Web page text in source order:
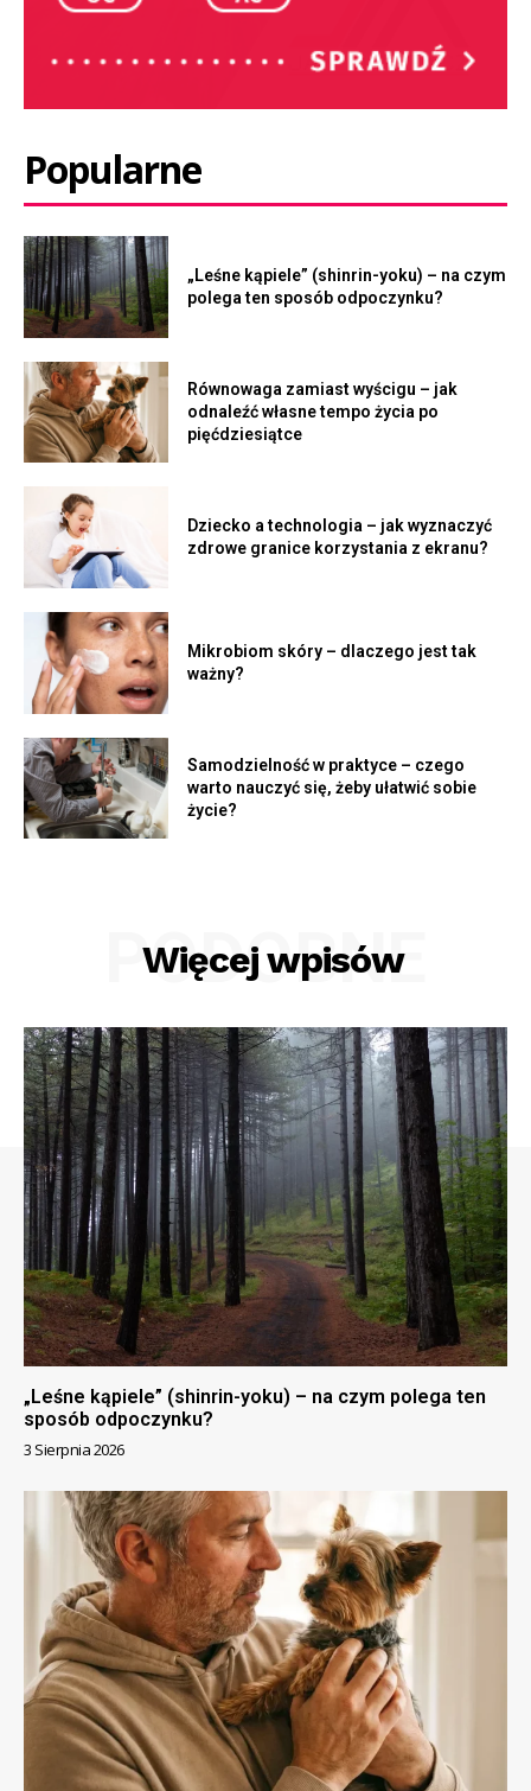
Popularne
„Leśne kąpiele” (shinrin-yoku) – na czym
polega ten sposób odpoczynku?
Równowaga zamiast wyścigu – jak
odnaleźć własne tempo życia po
pięćdziesiątce
Dziecko a technologia – jak wyznaczyć
zdrowe granice korzystania z ekranu?
Mikrobiom skóry – dlaczego jest tak
ważny?
Samodzielność w praktyce – czego
warto nauczyć się, żeby ułatwić sobie
życie?
Więcej wpisów
PODOBNE
„Leśne kąpiele” (shinrin-yoku) – na czym polega ten
sposób odpoczynku?
3 Sierpnia 2026